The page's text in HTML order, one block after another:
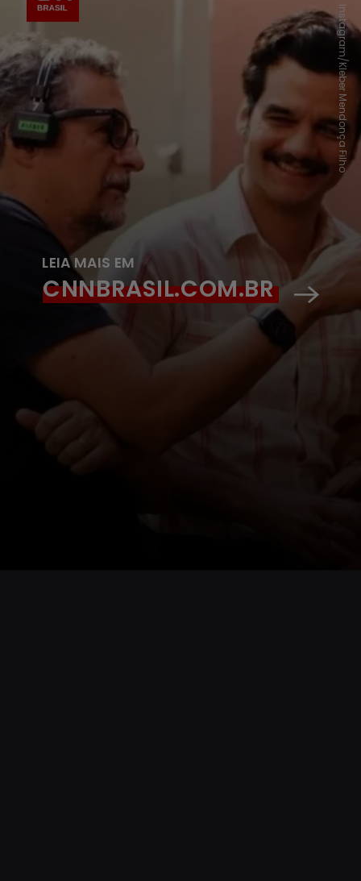
Instagram/Kleber Mendonça Filho
LEIA MAIS EM
CNNBRASIL.COM.BR